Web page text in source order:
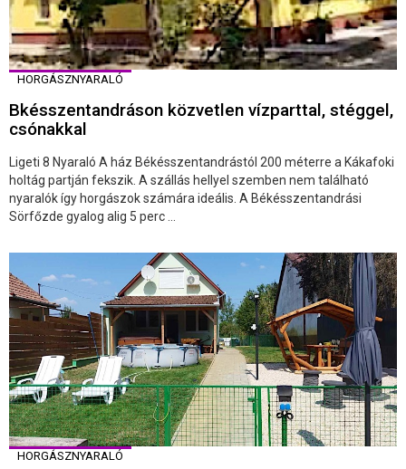
HORGÁSZNYARALÓ
Bkésszentandráson közvetlen vízparttal, stéggel,
csónakkal
Ligeti 8 Nyaraló A ház Békésszentandrástól 200 méterre a Kákafoki
holtág partján fekszik. A szállás hellyel szemben nem található
nyaralók így horgászok számára ideális. A Békésszentandrási
Sörfőzde gyalog alig 5 perc ...
HORGÁSZNYARALÓ